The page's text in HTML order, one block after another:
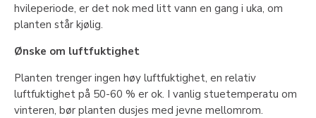
hvileperiode, er det nok med litt vann en gang i uka, om
planten står kjølig.
Ønske om luftfuktighet
Planten trenger ingen høy luftfuktighet, en relativ
luftfuktighet på 50-60 % er ok. I vanlig stuetemperatu om
vinteren, bør planten dusjes med jevne mellomrom.